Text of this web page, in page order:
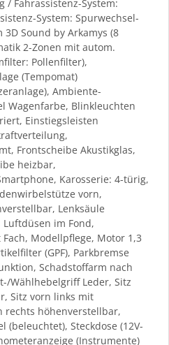
/ Fahrassistenz-System:
System: Spurwechsel-
Sound by Arkamys (8
2-Zonen mit autom.
Pollenfilter),
(Tempomat)
Ambiente-
Wagenfarbe, Blinkleuchten
Einstiegsleisten
Frontscheibe Akustikglas,
heizbar,
Karosserie: 4-türig,
vorn,
Lenksäule
im Fond,
Modellpflege, Motor 1,3
(GPF), Parkbremse
Schadstoffarm nach
Wählhebelgriff Leder, Sitz
Sitz vorn links mit
rechts höhenverstellbar,
(beleuchtet), Steckdose (12V-
(Instrumente)